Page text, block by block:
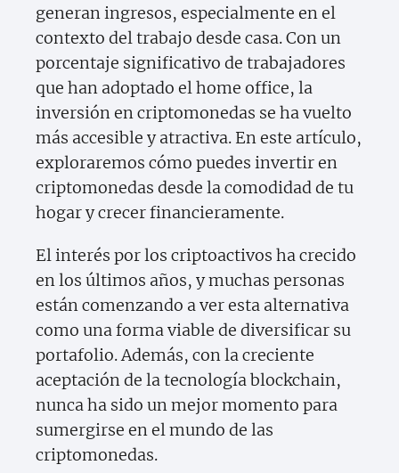
generan ingresos, especialmente en el
contexto del trabajo desde casa. Con un
porcentaje significativo de trabajadores
que han adoptado el home office, la
inversión en criptomonedas se ha vuelto
más accesible y atractiva. En este artículo,
exploraremos cómo puedes invertir en
criptomonedas desde la comodidad de tu
hogar y crecer financieramente.
El interés por los criptoactivos ha crecido
en los últimos años, y muchas personas
están comenzando a ver esta alternativa
como una forma viable de diversificar su
portafolio. Además, con la creciente
aceptación de la tecnología blockchain,
nunca ha sido un mejor momento para
sumergirse en el mundo de las
criptomonedas.